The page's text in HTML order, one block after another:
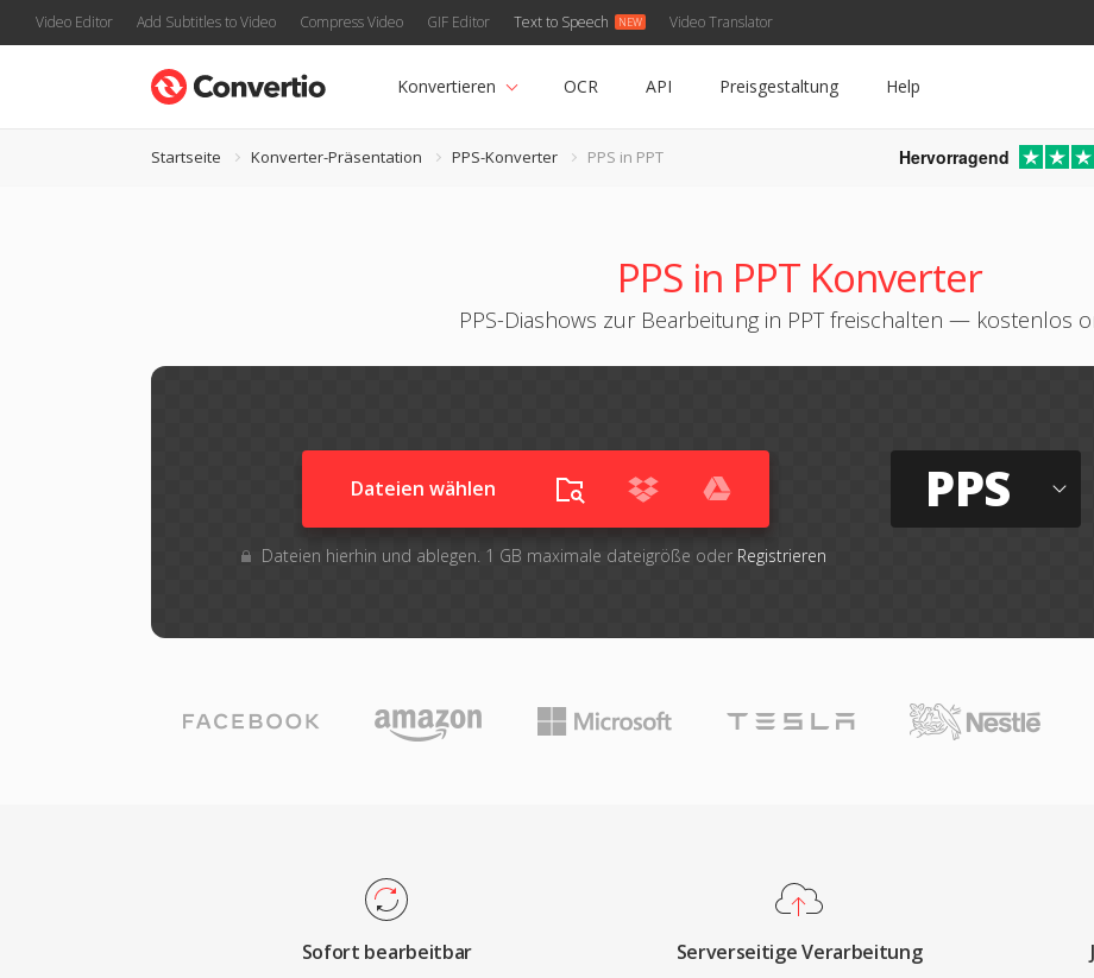
Video Editor Add Subtitles to Video Compress Video GIF Editor Text to Speech Video Translator
Konvertieren OCR API Preisgestaltung Help
Startseite Konverter-Präsentation PPS-Konverter PPS in PPT Hervorragend
PPS in PPT Konverter
PPS-Diashows zur Bearbeitung in PPT freischalten — kostenlos
Dateien wählen
Dateien hierhin und ablegen. 1 GB maximale dateigröße oder Registrieren
PPS
Sofort bearbeitbar Serverseitige Verarbeitung